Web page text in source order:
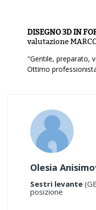
DISEGNO 3D IN
valutazione
"Gentile, preparato,
Ottimo
Olesia
Sestri levante
posizione